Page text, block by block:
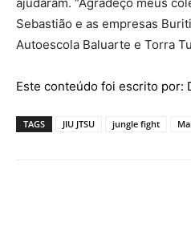
Sebastião e as empresas
Autoescola Baluarte e Torra
Este conteúdo foi escrito por:
TAGS JIU JTSU jungle fight